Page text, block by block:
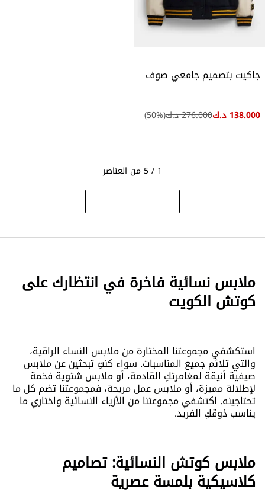
جاكيت بتصميم جامعي صوف
138.000 د.ك 276.000 د.ك (
50%)
1 / 5 من العناصر
ملابس نسائية فاخرة في انتظارك على
كوتش الكويت
استكشفي مجموعتنا المختارة من ملابس النساء الراقية،
والتي تلائم جميع المناسبات. سواء كنتِ تبحثين عن ملابس
صيفية أنيقة لمغامرتكِ القادمة، أو ملابس شتوية فخمة
لإطلالة مميزة، أو ملابس عمل مريحة، فمجموعتنا تضم ​​كل ما
تحتاجينه. اكتشفي مجموعتنا من الأزياء النسائية واختاري ما
يناسب ذوقكِ الفريد.
ملابس كوتش النسائية: تصاميم
كلاسيكية بلمسة عصرية